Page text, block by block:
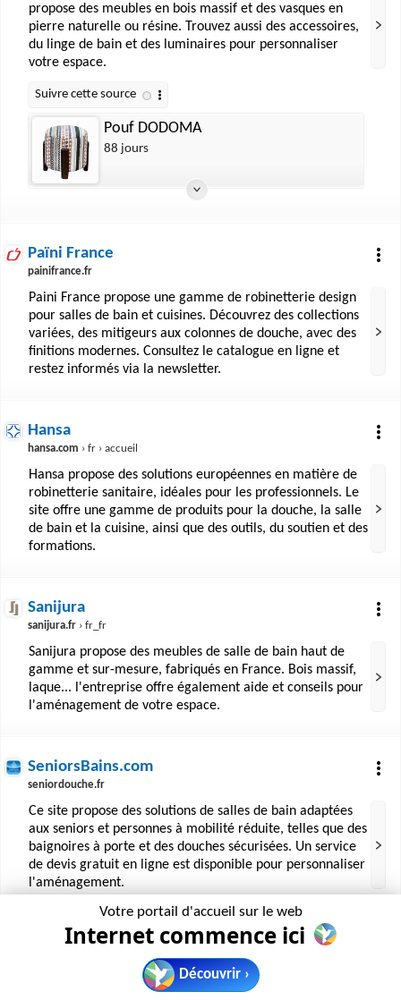
propose des meubles en bois massif et des vasques en
pierre naturelle ou résine. Trouvez aussi des accessoires,
du linge de bain et des luminaires pour personnaliser
votre espace.
Pouf DODOMA
88 jours
Païni France
painifrance.fr
Paini France propose une gamme de robinetterie design
pour salles de bain et cuisines. Découvrez des collections
variées, des mitigeurs aux colonnes de douche, avec des
finitions modernes. Consultez le catalogue en ligne et
restez informés via la newsletter.
Hansa
hansa.com › fr › accueil
Hansa propose des solutions européennes en matière de
robinetterie sanitaire, idéales pour les professionnels. Le
site offre une gamme de produits pour la douche, la salle
de bain et la cuisine, ainsi que des outils, du soutien et des
formations.
Sanijura
sanijura.fr › fr_fr
Sanijura propose des meubles de salle de bain haut de
gamme et sur-mesure, fabriqués en France. Bois massif,
laque... l'entreprise offre également aide et conseils pour
l'aménagement de votre espace.
SeniorsBains.com
seniordouche.fr
Ce site propose des solutions de salles de bain adaptées
aux seniors et personnes à mobilité réduite, telles que des
baignoires à porte et des douches sécurisées. Un service
de devis gratuit en ligne est disponible pour personnaliser
l'aménagement.
AMR Concept : Salles de bains adaptées et
› cuisine-sur-mesure-accessible-a-tous › salles-de-bains
Votre portail d'accueil sur le web
Internet commence ici
Découvrir ›